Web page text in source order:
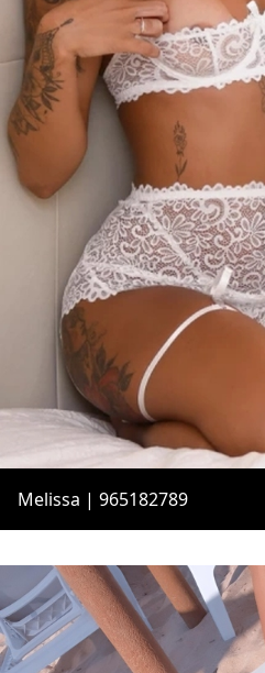
Melissa | 965182789